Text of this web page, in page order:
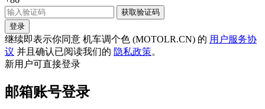
获取验证码
登录
继续即表示你同意 机车调个色 (MOTOLR.CN) 的 用户服务协
议 并且确认已阅读我们的 隐私政策。
新用户可直接登录
邮箱账号登录